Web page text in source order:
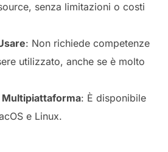
senza limitazioni o costi
: Non richiede competenze
utilizzato, anche se è molto
: È disponibile
e Linux.